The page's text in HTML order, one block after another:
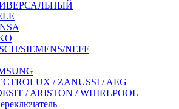
SIEMENS/NEFF
/ ZANUSSI / AEG
/ ARISTON / WHIRLPOOL